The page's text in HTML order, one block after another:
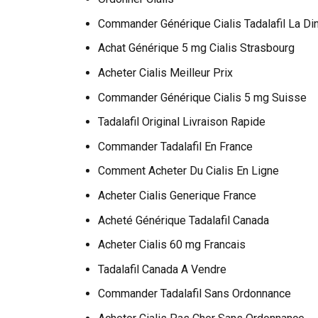
Commander Générique Cialis Tadalafil La
Achat Générique 5 mg Cialis Strasbourg
Acheter Cialis Meilleur Prix
Commander Générique Cialis 5 mg Suisse
Tadalafil Original Livraison Rapide
Commander Tadalafil En France
Comment Acheter Du Cialis En Ligne
Acheter Cialis Generique France
Acheté Générique Tadalafil Canada
Acheter Cialis 60 mg Francais
Tadalafil Canada A Vendre
Commander Tadalafil Sans Ordonnance